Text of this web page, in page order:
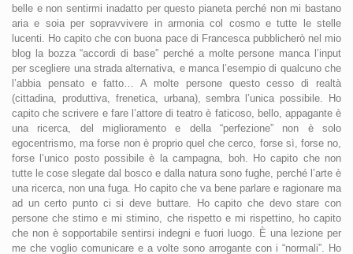
belle e non sentirmi inadatto per questo pianeta perché non mi bastano
aria e soia per sopravvivere in armonia col cosmo e tutte le stelle
lucenti. Ho capito che con buona pace di Francesca pubblicherò nel mio
blog la bozza “accordi di base” perché a molte persone manca l’input
per scegliere una strada alternativa, e manca l’esempio di qualcuno che
l’abbia pensato e fatto… A molte persone questo cesso di realtà
(cittadina, produttiva, frenetica, urbana), sembra l’unica possibile. Ho
capito che scrivere e fare l’attore di teatro è faticoso, bello, appagante è
una ricerca, del miglioramento e della “perfezione” non è solo
egocentrismo, ma forse non è proprio quel che cerco, forse sì, forse no,
forse l’unico posto possibile è la campagna, boh. Ho capito che non
tutte le cose slegate dal bosco e dalla natura sono fughe, perché l’arte è
una ricerca, non una fuga. Ho capito che va bene parlare e ragionare ma
ad un certo punto ci si deve buttare. Ho capito che devo stare con
persone che stimo e mi stimino, che rispetto e mi rispettino, ho capito
che non è sopportabile sentirsi indegni e fuori luogo. È una lezione per
me che voglio comunicare e a volte sono arrogante con i “normali”. Ho